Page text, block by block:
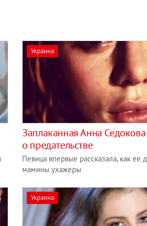
Украина
Заплаканная Анна Седокова
о предательстве
Певица впервые рассказала, как ее
мамины ухажеры
Украина